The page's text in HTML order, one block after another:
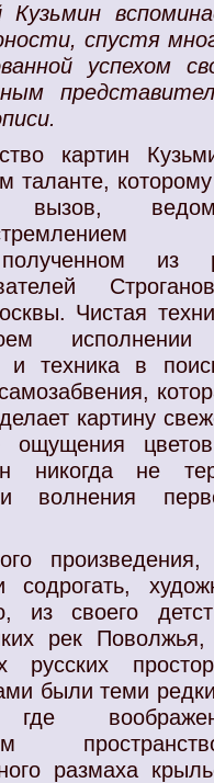
Кузьмин
спустя
успехом
картин
таланте,
вызов,
полученном из
Чистая
и техника в
картину
ощущения
никогда не
волнения
содрогать,
из своего
рек
были теми
размаха